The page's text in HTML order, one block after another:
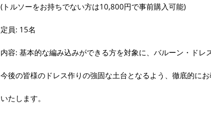
(トルソーをお持ちでない方は10,800円で事前購入可能)
定員: 15名
内容: 基本的な編み込みができる方を対象に、バルーン・ドレ
今後の皆様のドレス作りの強固な土台となるよう、徹底的に
いたします。